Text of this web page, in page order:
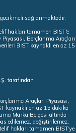
sağlanmaktadır.
hakları tamamen BIST'e
Borçlanma Araçları
BIST kaynaklı en az 15
tarafından
Araçları Piyasası,
kaynaklı en az 15 dakika
Marka Belgesi altında
edilemez, değiştirilemez.
hakları tamamen BIST'ye